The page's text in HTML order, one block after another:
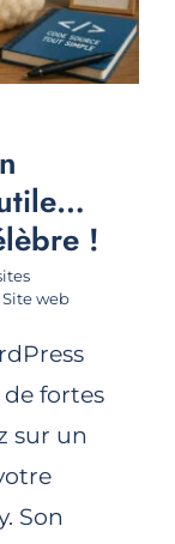
!
Site web
fortes
sur un
Son